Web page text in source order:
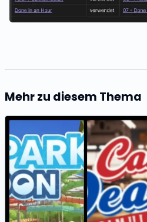
Mehr zu diesem Thema